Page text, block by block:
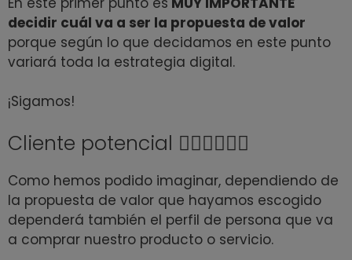
decidir cuál va a ser la propuesta de valor
porque según lo que decidamos en este punto
variará toda la estrategia digital.
¡Sigamos!
Cliente potencial 🧘🏼‍♀️🧘🏻‍♂️
Como hemos podido imaginar, dependiendo de
la propuesta de valor que hayamos escogido
dependerá también el perfil de persona que va
a comprar nuestro producto o servicio.